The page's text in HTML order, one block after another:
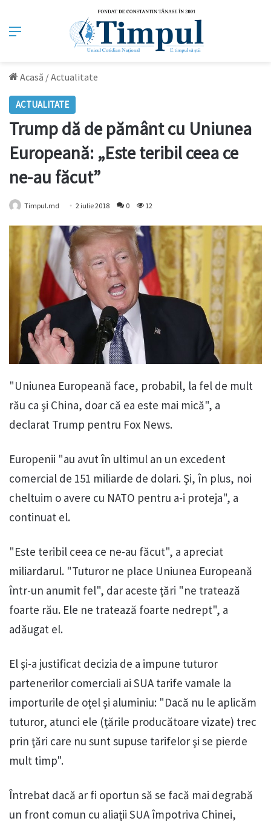
Meniu
Acasă /Actualitate
ACTUALITATE
Trump dă de pământ cu Uniunea
Europeană: „Este teribil ceea ce
ne-au făcut”
Timpul.md 2 iulie 2018 0 12
"Uniunea Europeană face, probabil, la fel de mult
rău ca şi China, doar că ea este mai mică", a
declarat Trump pentru Fox News.
Europenii "au avut în ultimul an un excedent
comercial de 151 miliarde de dolari. Şi, în plus, noi
cheltuim o avere cu NATO pentru a-i proteja", a
continuat el.
"Este teribil ceea ce ne-au făcut", a apreciat
miliardarul. "Tuturor ne place Uniunea Europeană
într-un anumit fel", dar aceste ţări "ne tratează
foarte rău. Ele ne tratează foarte nedrept", a
adăugat el.
El şi-a justificat decizia de a impune tuturor
partenerilor comerciali ai SUA tarife vamale la
importurile de oţel şi aluminiu: "Dacă nu le aplicăm
tuturor, atunci ele (ţările producătoare vizate) trec
prin ţări care nu sunt supuse tarifelor şi se pierde
mult timp".
Întrebat dacă ar fi oportun să se facă mai degrabă
un front comun cu aliaţii SUA împotriva Chinei,